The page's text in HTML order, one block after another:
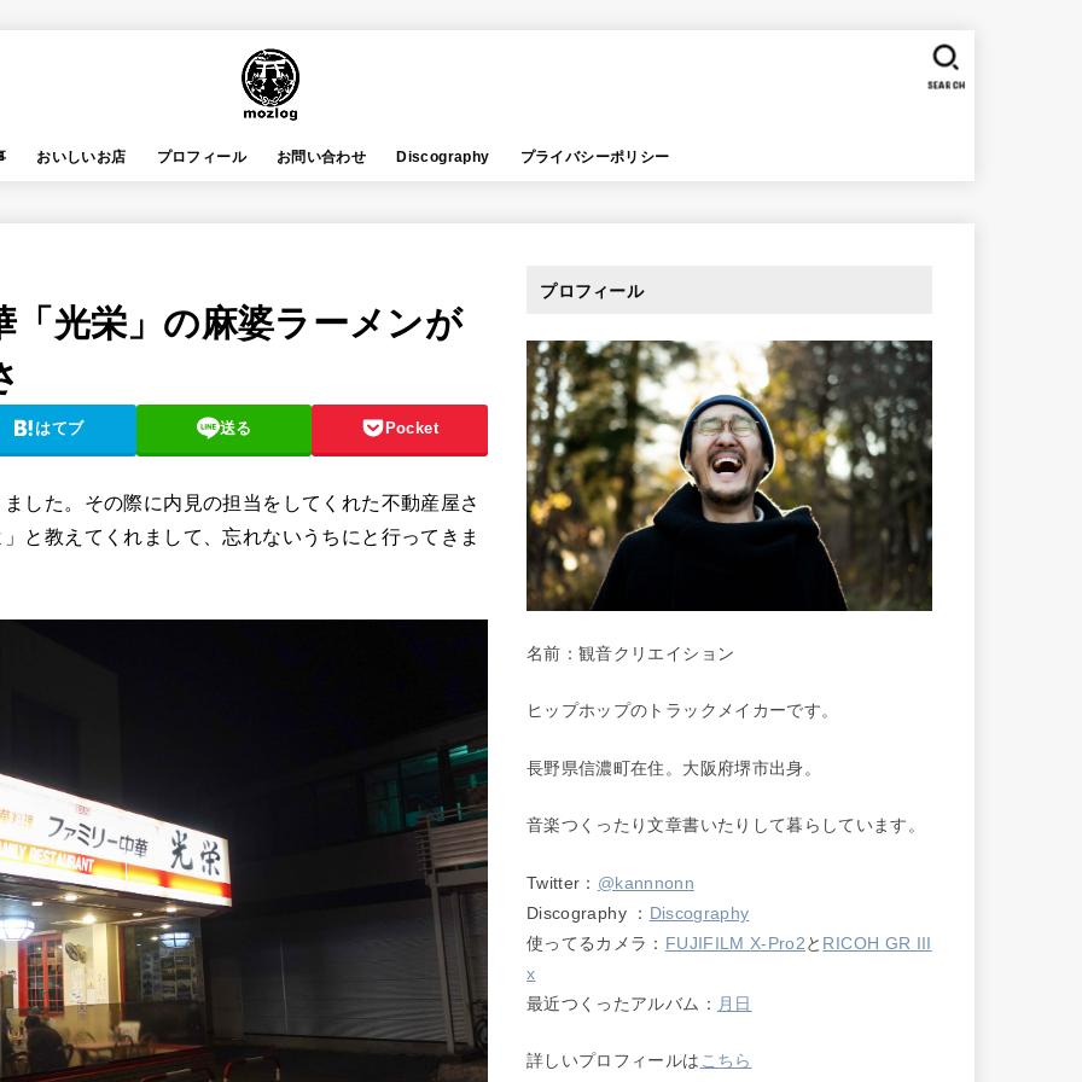
おいしいお店 プロフィール お問い合わせ Discography プライバシーポリシー
SEARCH
光栄」の麻婆ラーメンが
はてブ 送る Pocket
した。その際に内見の担当をしてくれた不動産屋さ
と教えてくれまして、忘れないうちにと行ってきま
プロフィール
名前：観音クリエイション
ヒップホップのトラックメイカーです。
長野県信濃町在住。大阪府堺市出身。
音楽つくったり文章書いたりして暮らしています。
Twitter： @kannnonn
Discography ： Discography
使ってるカメラ： FUJIFILM X-Pro2と RICOH GR III
x
最近つくったアルバム： 月日
詳しいプロフィールは こちら